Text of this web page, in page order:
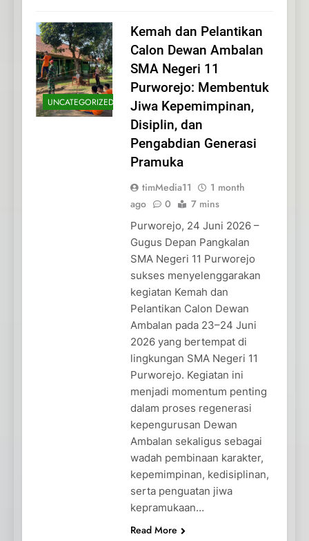
UNCATEGORIZED
Kemah dan Pelantikan
Calon Dewan Ambalan
SMA Negeri 11
Purworejo: Membentuk
Jiwa Kepemimpinan,
Disiplin, dan
Pengabdian Generasi
Pramuka
timMedia11
1 month
ago
0 7 mins
Purworejo, 24 Juni 2026 –
Gugus Depan Pangkalan
SMA Negeri 11 Purworejo
sukses menyelenggarakan
kegiatan Kemah dan
Pelantikan Calon Dewan
Ambalan pada 23–24 Juni
2026 yang bertempat di
lingkungan SMA Negeri 11
Purworejo. Kegiatan ini
menjadi momentum penting
dalam proses regenerasi
kepengurusan Dewan
Ambalan sekaligus sebagai
wadah pembinaan karakter,
kepemimpinan, kedisiplinan,
serta penguatan jiwa
kepramukaan…
Read More